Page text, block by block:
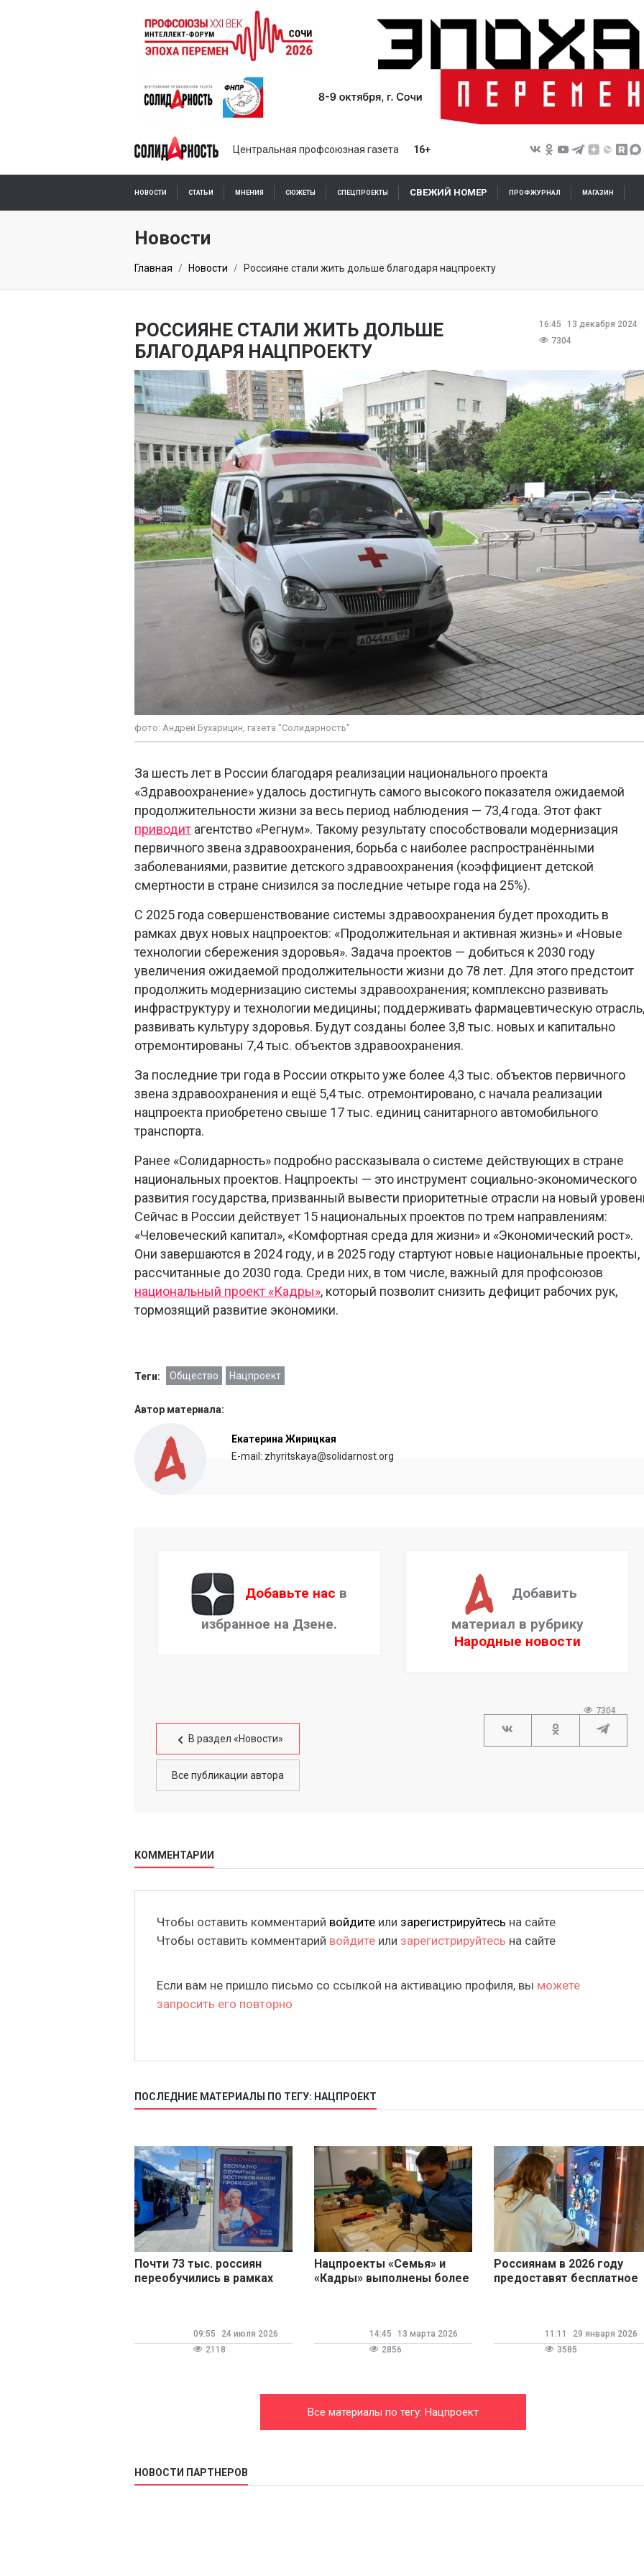
Центральная профсоюзная газета 16+
НОВОСТИ СТАТЬИ МНЕНИЯ СЮЖЕТЫ СПЕЦПРОЕКТЫ СВЕЖИЙ НОМЕР ПРОФЖУРНАЛ МАГАЗИН
ПОДПИСКА ОНЛАЙН
Новости
Главная Новости Россияне стали жить дольше благодаря нацпроекту
16:45
13 декабря 2024
7304
РОССИЯНЕ СТАЛИ ЖИТЬ ДОЛЬШЕ
БЛАГОДАРЯ НАЦПРОЕКТУ
фото: Андрей Бухарицин, газета "Солидарность"
За шесть лет в России благодаря реализации национального проекта
«Здравоохранение» удалось достигнуть самого высокого показателя ожидаемой
продолжительности жизни за весь период наблюдения — 73,4 года. Этот факт
приводит агентство «Регнум». Такому результату способствовали модернизация
первичного звена здравоохранения, борьба с наиболее распространёнными
заболеваниями, развитие детского здравоохранения (коэффициент детской
смертности в стране снизился за последние четыре года на 25%).
С 2025 года совершенствование системы здравоохранения будет проходить в
рамках двух новых нацпроектов: «Продолжительная и активная жизнь» и «Новые
технологии сбережения здоровья». Задача проектов — добиться к 2030 году
увеличения ожидаемой продолжительности жизни до 78 лет. Для этого предстоит
продолжить модернизацию системы здравоохранения; комплексно развивать
инфраструктуру и технологии медицины; поддерживать фармацевтическую отрасль,
развивать культуру здоровья. Будут созданы более 3,8 тыс. новых и капитально
отремонтированы 7,4 тыс. объектов здравоохранения.
За последние три года в России открыто уже более 4,3 тыс. объектов первичного
звена здравоохранения и ещё 5,4 тыс. отремонтировано, с начала реализации
нацпроекта приобретено свыше 17 тыс. единиц санитарного автомобильного
транспорта.
Ранее «Солидарность» подробно рассказывала о системе действующих в стране
национальных проектов. Нацпроекты — это инструмент социально-экономического
развития государства, призванный вывести приоритетные отрасли на новый
Сейчас в России действует 15 национальных проектов по трем направлениям:
«Человеческий капитал», «Комфортная среда для жизни» и «Экономический рост».
Они завершаются в 2024 году, и в 2025 году стартуют новые национальные проекты,
рассчитанные до 2030 года. Среди них, в том числе, важный для профсоюзов
национальный проект «Кадры», который позволит снизить дефицит рабочих рук,
тормозящий развитие экономики.
Теги: Общество Нацпроект
Автор материала:
Екатерина Жирицкая
E-mail: zhyritskaya@solidarnost.org
Добавьте нас в
избранное на Дзене.
Добавить
материал в рубрику
Народные новости
В раздел «Новости»
Все публикации автора
7304
КОММЕНТАРИИ
Чтобы оставить комментарий войдите или зарегистрируйтесь на сайте
Чтобы оставить комментарий войдите или зарегистрируйтесь на сайте
Если вам не пришло письмо со ссылкой на активацию профиля, вы можете
запросить его повторно
ПОСЛЕДНИЕ МАТЕРИАЛЫ ПО ТЕГУ: НАЦПРОЕКТ
Почти 73 тыс. россиян
переобучились в рамках
09:55
24 июля 2026
2118
Нацпроекты «Семья» и
«Кадры» выполнены более
14:45
13 марта 2026
2856
Россиянам в 2026 году
предоставят бесплатное
11:11
29 января 2026
3585
Все материалы по тегу: Нацпроект
НОВОСТИ ПАРТНЕРОВ